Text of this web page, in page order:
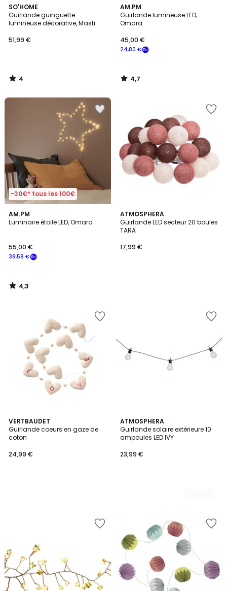
SO'HOME
Guirlande guinguette
lumineuse décorative, Masti
€.
51,99 €
4
/
5
4
/
AM.PM
Guirlande lumineuse LED,
Omara
24,80 €
45,00 €
4,7
/ 5
4,7
/
-30€* tous les 100€
AM.PM
Luminaire étoile LED, Omara
38,58 €
55,00 €
4,3
/ 5
4,3
/
ATMOSPHERA
Guirlande LED secteur 20 boules
TARA
17,99 €
VERTBAUDET
Guirlande coeurs en gaze de
coton
24,99 €
ATMOSPHERA
Guirlande solaire extérieure 10
ampoules LED IVY
23,99 €
2
Couleurs